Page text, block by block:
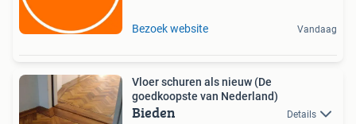
Bezoek website Vandaag
Vloer schuren als nieuw (De
goedkoopste van Nederland)
Bieden Details